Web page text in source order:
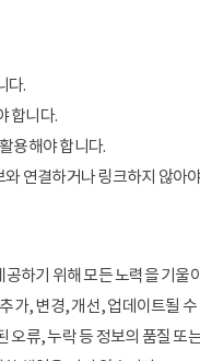
다.
합니다.
용해야 합니다.
연결하거나 링크하지 않아
하기 위해 모든 노력을 기울
가, 변경, 개선, 업데이트될 수
류, 누락 등 정보의 품질 또